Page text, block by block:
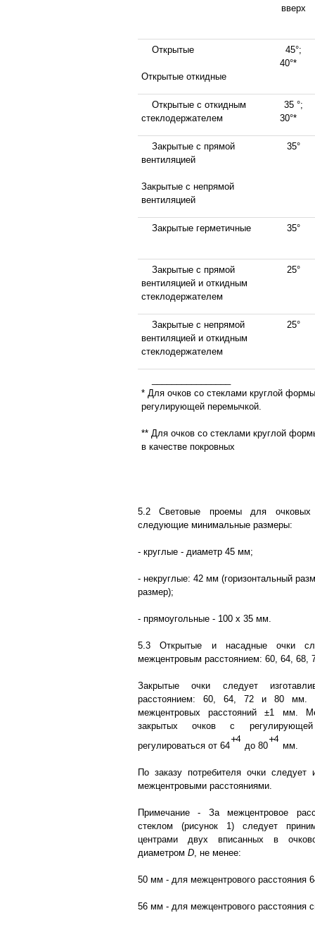
вверх
Открытые
Открытые откидные
45°;
40°*
Открытые с откидным
стеклодержателем
35 °;
30°*
Закрытые с прямой
вентиляцией
Закрытые с непрямой
вентиляцией
35°
Закрытые герметичные 35°
Закрытые с прямой
вентиляцией и откидным
стеклодержателем
25°
Закрытые с непрямой
вентиляцией и откидным
стеклодержателем
25°
* Для очков со стеклами круглой
регулирующей перемычкой.
** Для очков со стеклами круглой
в качестве покровных
5.2 Световые проемы для
следующие минимальные размеры:
- круглые - диаметр 45 мм;
- некруглые: 42 мм (горизонтальный
размер);
- прямоугольные - 100 х 35 мм.
5.3 Открытые и насадные очки
межцентровым расстоянием: 60, 64, 68,
Закрытые очки следует
расстоянием: 60, 64, 72 и 80 мм.
межцентровых расстояний ±1 мм.
закрытых очков с
регулироваться от 64
до 80 мм.
По заказу потребителя очки следует
межцентровыми расстояниями.
Примечание - За межцентровое
стеклом (рисунок 1) следует
центрами двух вписанных в
диаметром D, не менее:
50 мм - для межцентрового расстояния
56 мм - для межцентрового расстояния